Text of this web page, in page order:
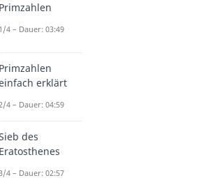
Primzahlen
1/4 – Dauer: 03:49
Primzahlen
erklärt
4 – Dauer: 04:59
des
Eratosthenes
4 – Dauer: 02:57